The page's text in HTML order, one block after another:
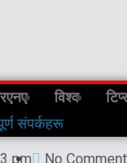
विश्व
संपर्कहरू
pm No